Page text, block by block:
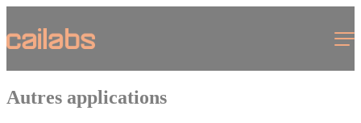
Cookies management panel
Autres applications